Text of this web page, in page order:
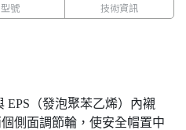
型號 技術資訊
EPS（發泡聚苯乙烯）內襯
側面調節輪，使安全帽置中